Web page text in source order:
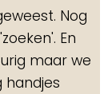
Nog
En
maar we
handjes